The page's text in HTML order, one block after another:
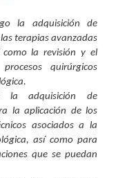
la adquisición de
terapias avanzadas
la revisión y el
quirúrgicos
la adquisición de
la aplicación de los
asociados a la
así como para
que se puedan